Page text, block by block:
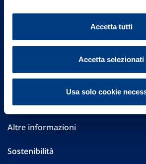
Accetta tutti
Accetta selezionati
Usa solo cookie
Governance
Investor Relations
Altre informazioni
Sostenibilità